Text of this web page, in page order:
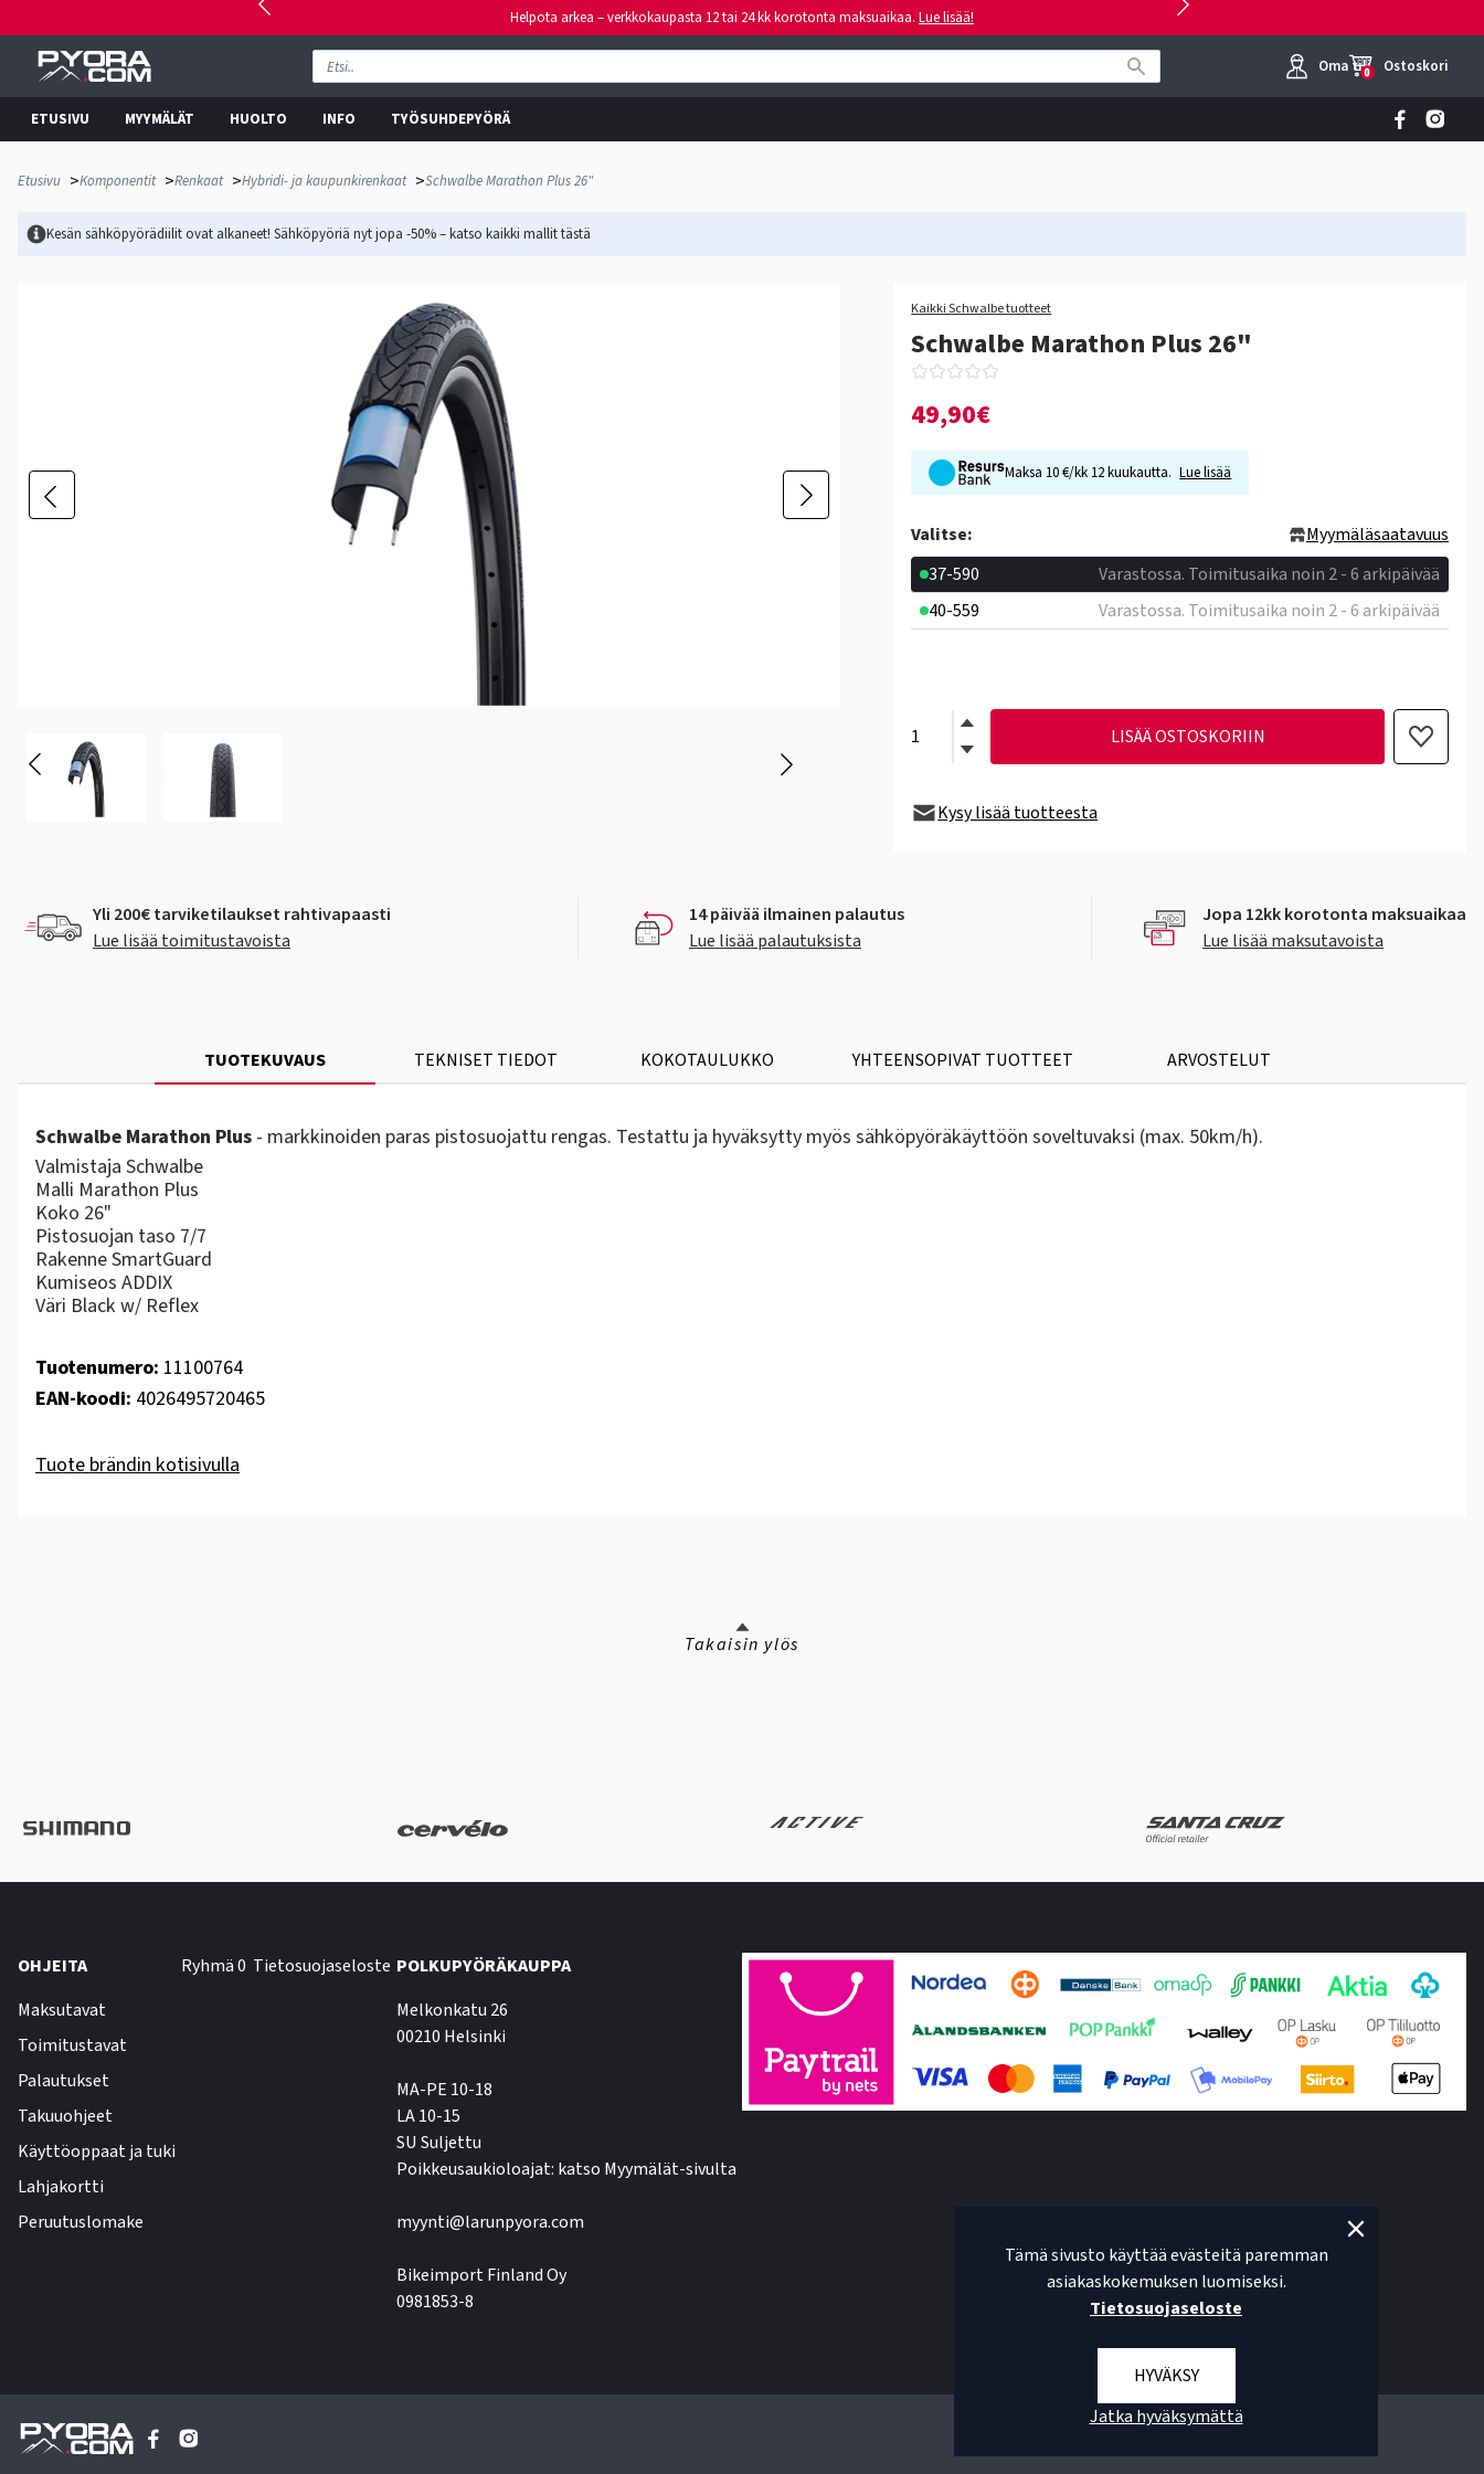
Helpota arkea – verkkokaupasta 12 tai 24 kk korotonta maksuaikaa. Lue lisää!
Oma tili
0 Ostoskori
ETUSIVU MYYMÄLÄT HUOLTO INFO TYÖSUHDEPYÖRÄ
Etusivu >Komponentit >Renkaat >Hybridi- ja kaupunkirenkaat >Schwalbe Marathon Plus 26"
Kesän sähköpyörädiilit ovat alkaneet! Sähköpyöriä nyt jopa -50% – katso kaikki mallittästä
Kaikki Schwalbe tuotteet
Schwalbe Marathon Plus 26"
49,90€
Maksa 10 €/kk 12 kuukautta. Lue lisää
Valitse:
Myymäläsaatavuus
37-590
Varastossa. Toimitusaika noin 2 - 6 arkipäivää
40-559
Varastossa. Toimitusaika noin 2 - 6 arkipäivää
LISÄÄ OSTOSKORIIN
Kysy lisää tuotteesta
Yli 200€ tarviketilaukset rahtivapaasti
Lue lisää toimitustavoista
14 päivää ilmainen palautus
Lue lisää palautuksista
Jopa 12kk korotonta maksuaikaa
Lue lisää maksutavoista
TUOTEKUVAUS TEKNISET TIEDOT KOKOTAULUKKO YHTEENSOPIVAT TUOTTEET ARVOSTELUT
Schwalbe Marathon Plus - markkinoiden paras pistosuojattu rengas. Testattu ja hyväksytty myös sähköpyöräkäyttöön soveltuvaksi (max. 50km/h).
Valmistaja Schwalbe
Malli Marathon Plus
Koko 26"
Pistosuojan taso 7/7
Rakenne SmartGuard
Kumiseos ADDIX
Väri Black w/ Reflex
Tuotenumero: 11100764
EAN-koodi: 4026495720465
Tuote brändin kotisivulla
Takaisin ylös
OHJEITA
Maksutavat
Toimitustavat
Palautukset
Takuuohjeet
Käyttöoppaat ja tuki
Lahjakortti
Peruutuslomake
Ryhmä 0 Tietosuojaseloste POLKUPYÖRÄKAUPPA
Melkonkatu 26
00210 Helsinki
MA-PE 10-18
LA 10-15
SU Suljettu
Poikkeusaukioloajat: katso Myymälät-sivulta
myynti@larunpyora.com
Bikeimport Finland Oy
0981853-8
Tämä sivusto käyttää evästeitä paremman
asiakaskokemuksen luomiseksi.
Tietosuojaseloste
HYVÄKSY
Jatka hyväksymättä